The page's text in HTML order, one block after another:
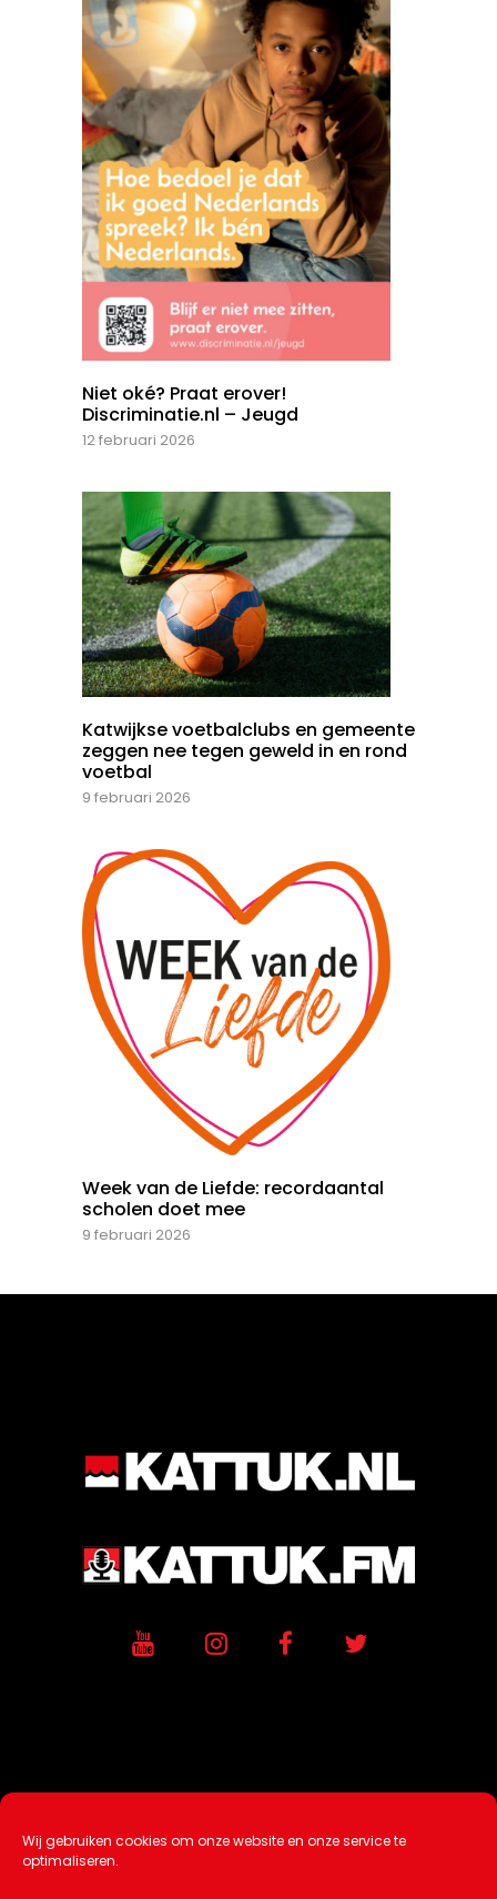
Wij gebruiken cookies om onze website en onze service te
optimaliseren.
Niet oké? Praat erover!
Discriminatie.nl – Jeugd
12 februari 2026
Katwijkse voetbalclubs en gemeente
zeggen nee tegen geweld in en rond
voetbal
9 februari 2026
Week van de Liefde: recordaantal
scholen doet mee
9 februari 2026
Ontwikkeling / Hosting doorAtSea